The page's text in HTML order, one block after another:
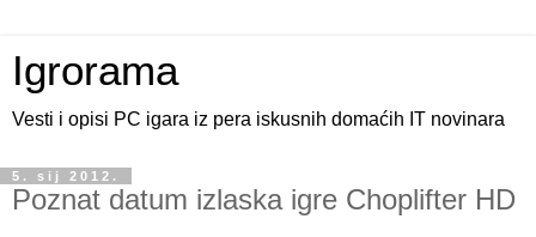
Igrorama
Vesti i opisi PC igara iz pera iskusnih domaćih IT novinara
5. sij 2012.
Poznat datum izlaska igre Choplifter HD